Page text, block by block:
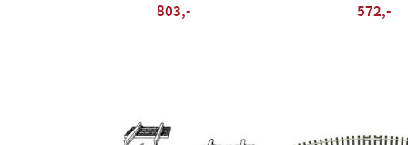
803,- 572,-